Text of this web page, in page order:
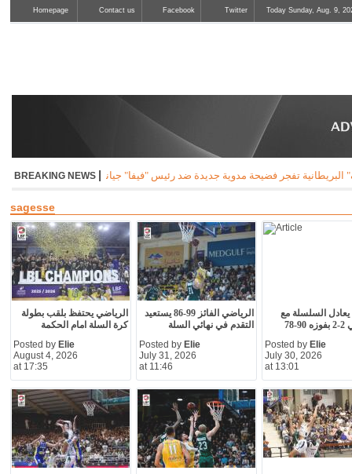
Homepage Contact us Facebook Twitter Today Sunday, Aug. 9,
BREAKING NEWS |
فضيحة مدوية جديدة ضد رئيس "فيفا" جياني اينفانتينو وتقول ان إمرأة كانت على
sagesse
الرياضي يحتفظ بلقب بطولة
كرة السلة امام الحكمة
Posted by Elie
August 4, 2026
at 17:35
الرياضي الفائز 99-86 يستعيد
التقدم في نهائي السلة
Posted by Elie
July 31, 2026
at 11:46
يعادل السلسلة مع
78
Posted by Elie
July 30, 2026
at 13:01